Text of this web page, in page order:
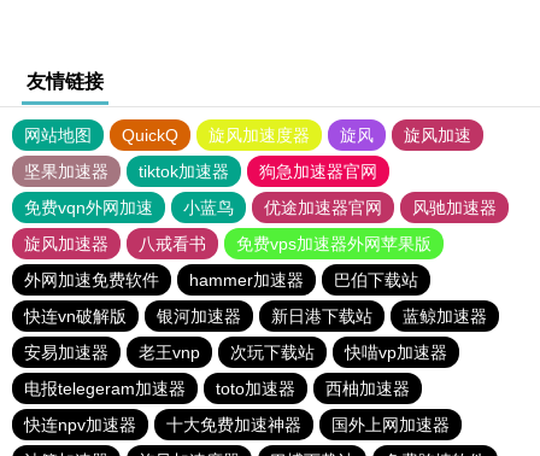
友情链接
网站地图 QuickQ 旋风加速度器 旋风
旋风加速
坚果加速器
tiktok加速器
狗急加速器官网
免费vqn外网加速
小蓝鸟 优途加速器官网
风驰加速器
旋风加速器
八戒看书
免费vps加速器外网苹果版
外网加速免费软件
hammer加速器
巴伯下载站
快连vn破解版
银河加速器 新日港下载站
蓝鲸加速器
安易加速器
老王vnp 次玩下载站
快喵vp加速器
电报telegeram加速器
toto加速器
西柚加速器
快连npv加速器
十大免费加速神器
国外上网加速器